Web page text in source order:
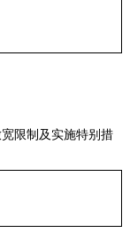
限制及实施特别措